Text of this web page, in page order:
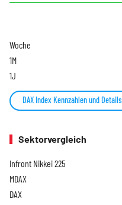
Woche
1M
1J
DAX Index Kennzahlen und Details
Sektorvergleich
Infront Nikkei 225
MDAX
DAX